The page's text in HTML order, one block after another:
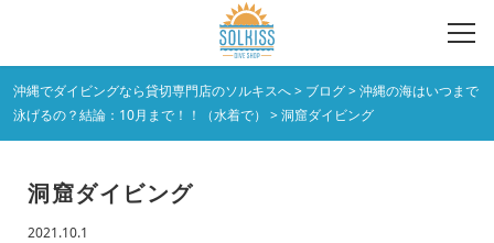
沖縄でダイビングなら貸切専門店のソルキスへ> ブログ>沖縄の海はいつまで
泳げるの？結論：10月まで！！（水着で） >洞窟ダイビング
洞窟ダイビング
2021.10.1